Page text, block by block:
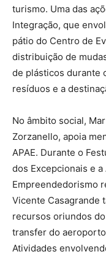
turismo. Uma das
Integração, que
pátio do Centro de
distribuição de
de plásticos durante
resíduos e a
No âmbito social,
Zorzanello, apoia
APAE. Durante o
dos Excepcionais e
Empreendedorismo
Vicente Casagrande
recursos oriundos
transfer do
Atividades